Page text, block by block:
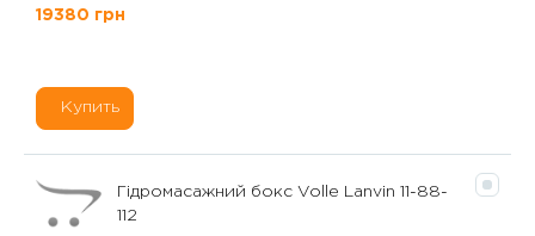
19380 грн
Купить
Гідромасажний бокс Volle Lanvin 11-88-
112